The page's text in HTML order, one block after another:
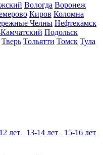
Вологда Воронеж
Киров Коломна
Челны Нефтекамск
Подольск
Тверь Тольятти Томск Тула
лет 13-14 лет
15-16 лет